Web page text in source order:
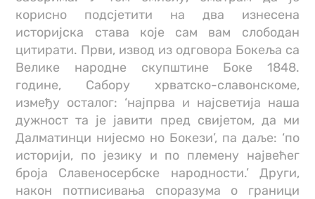
корисно подсјетити на два изнесена
историјска става које сам вам слободан
цитирати. Први, извод из одговора Бокеља са
Велике народне скупштине Боке 1848.
године, Сабору хрватско-славонскоме,
између осталог: ‘најпрва и најсветија наша
дужност та је јавити пред свијетом, да ми
Далматинци нијесмо но Бокези’, па даље: ‘по
историји, по језику и по племену највећег
броја Славеносербске народности.’ Други,
након потписивања споразума о граници